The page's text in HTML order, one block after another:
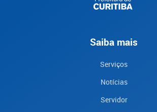
Saiba mais
Serviços
Notícias
Servidor